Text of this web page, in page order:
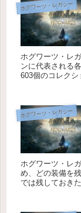
ホグワーツ・レガシー
ホグワーツ・レ
ンに代表される
603個のコレク
ホグワーツ・レガシー
ホグワーツ・レ
め、どの装備を
では残しておき